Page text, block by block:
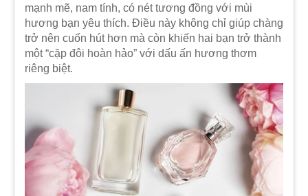
mạnh mẽ, nam tính, có nét tương đồng với mùi
hương bạn yêu thích. Điều này không chỉ giúp chàng
trở nên cuốn hút hơn mà còn khiến hai bạn trở thành
một “cặp đôi hoàn hảo” với dấu ấn hương thơm
riêng biệt.